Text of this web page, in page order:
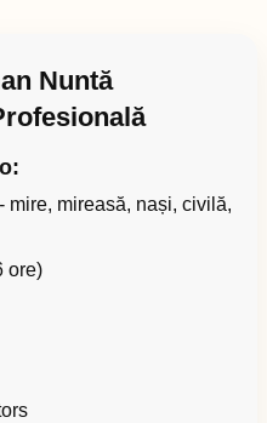
Nuntă
mire, mireasă, nași, civilă,
ore)